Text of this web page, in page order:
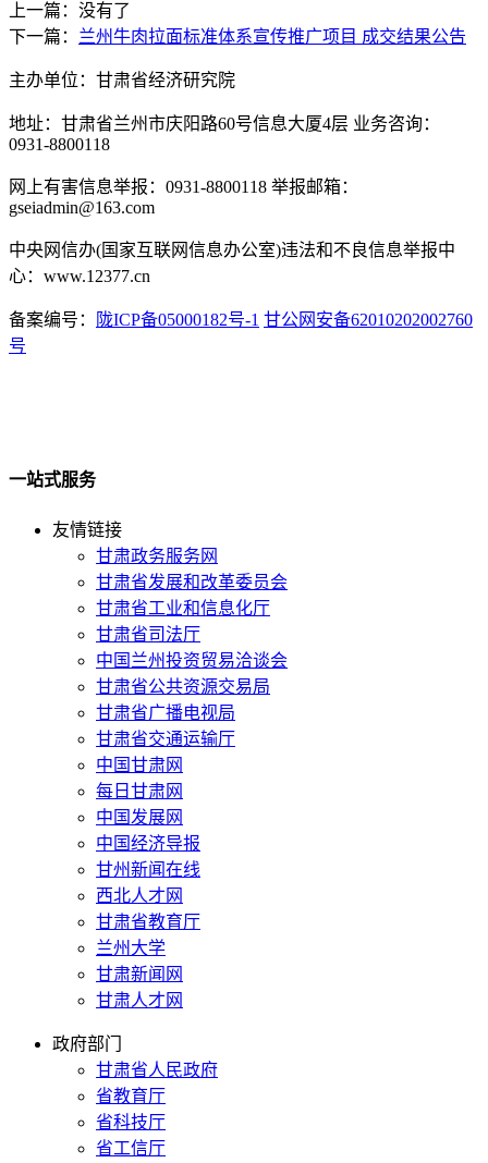
上一篇：没有了
下一篇： 兰州牛肉拉面标准体系宣传推广项目 成交结果公告
主办单位：甘肃省经济研究院
地址：甘肃省兰州市庆阳路60号信息大厦4层 业务咨询：
0931-8800118
网上有害信息举报：0931-8800118 举报邮箱：
gseiadmin@163.com
中央网信办(国家互联网信息办公室)违法和不良信息举报中
心：www.12377.cn
备案编号： 陇ICP备05000182号-1 甘公网安备62010202002760
号
一站式服务
友情链接
甘肃政务服务网
甘肃省发展和改革委员会
甘肃省工业和信息化厅
甘肃省司法厅
中国兰州投资贸易洽谈会
甘肃省公共资源交易局
甘肃省广播电视局
甘肃省交通运输厅
中国甘肃网
每日甘肃网
中国发展网
中国经济导报
甘州新闻在线
西北人才网
甘肃省教育厅
兰州大学
甘肃新闻网
甘肃人才网
政府部门
甘肃省人民政府
省教育厅
省科技厅
省工信厅